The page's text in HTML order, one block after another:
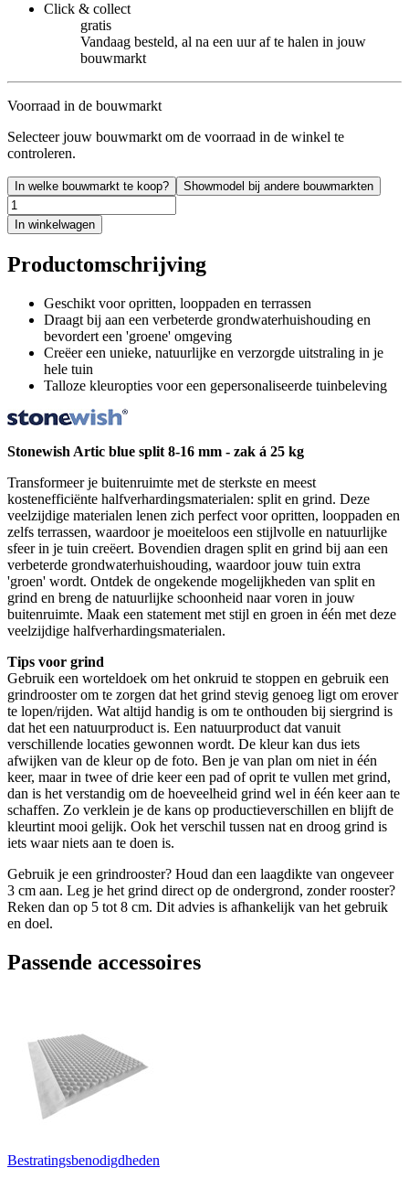
Click & collect
gratis
Vandaag besteld, al na een uur af te halen in jouw
bouwmarkt
Voorraad in de bouwmarkt
Selecteer jouw bouwmarkt om de voorraad in de winkel te
controleren.
In welke bouwmarkt te koop? Showmodel bij andere bouwmarkten
In winkelwagen
Productomschrijving
Geschikt voor opritten, looppaden en terrassen
Draagt bij aan een verbeterde grondwaterhuishouding en
bevordert een 'groene' omgeving
Creëer een unieke, natuurlijke en verzorgde uitstraling in je
hele tuin
Talloze kleuropties voor een gepersonaliseerde tuinbeleving
Stonewish Artic blue split 8-16 mm - zak á 25 kg
Transformeer je buitenruimte met de sterkste en meest
kostenefficiënte halfverhardingsmaterialen: split en grind. Deze
veelzijdige materialen lenen zich perfect voor opritten, looppaden en
zelfs terrassen, waardoor je moeiteloos een stijlvolle en natuurlijke
sfeer in je tuin creëert. Bovendien dragen split en grind bij aan een
verbeterde grondwaterhuishouding, waardoor jouw tuin extra
'groen' wordt. Ontdek de ongekende mogelijkheden van split en
grind en breng de natuurlijke schoonheid naar voren in jouw
buitenruimte. Maak een statement met stijl en groen in één met deze
veelzijdige halfverhardingsmaterialen.
Tips voor grind
Gebruik een worteldoek om het onkruid te stoppen en gebruik een
grindrooster om te zorgen dat het grind stevig genoeg ligt om erover
te lopen/rijden. Wat altijd handig is om te onthouden bij siergrind is
dat het een natuurproduct is. Een natuurproduct dat vanuit
verschillende locaties gewonnen wordt. De kleur kan dus iets
afwijken van de kleur op de foto. Ben je van plan om niet in één
keer, maar in twee of drie keer een pad of oprit te vullen met grind,
dan is het verstandig om de hoeveelheid grind wel in één keer aan te
schaffen. Zo verklein je de kans op productieverschillen en blijft de
kleurtint mooi gelijk. Ook het verschil tussen nat en droog grind is
iets waar niets aan te doen is.
Gebruik je een grindrooster? Houd dan een laagdikte van ongeveer
3 cm aan. Leg je het grind direct op de ondergrond, zonder rooster?
Reken dan op 5 tot 8 cm. Dit advies is afhankelijk van het gebruik
en doel.
Passende accessoires
Bestratingsbenodigdheden